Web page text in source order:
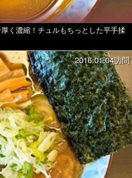
く濃縮！チュルもちっとした平手揉
2016.01.04訪問